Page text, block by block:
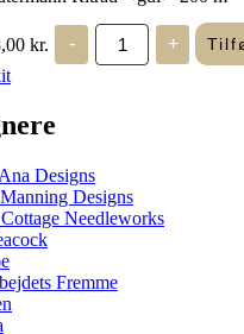
kr. -
Gütermann
Ritråd
-
+
Designs
Designs
Needleworks
Fremme